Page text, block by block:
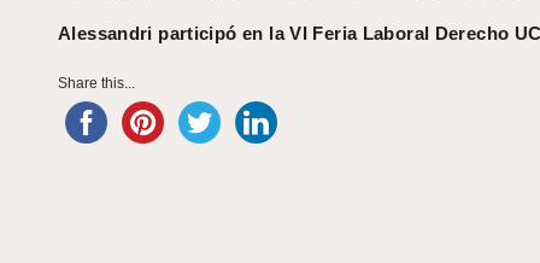
Alessandri participó en la VI Feria Laboral Derecho
Share this...